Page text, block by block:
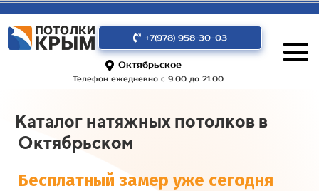
+7(978) 958-30-03
Октябрьское
Телефон ежедневно с 9:00 до 21:00
Каталог натяжных потолков в
Октябрьском
Бесплатный замер уже сегодня